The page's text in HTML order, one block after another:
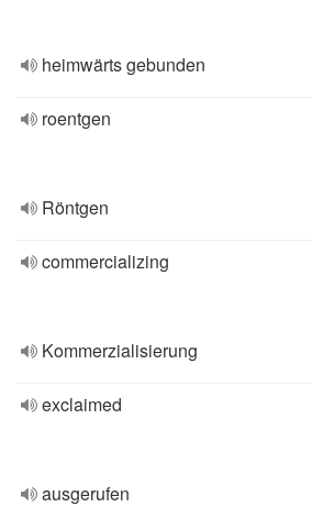
heimwärts gebunden
roentgen
Röntgen
commercializing
Kommerzialisierung
exclaimed
ausgerufen